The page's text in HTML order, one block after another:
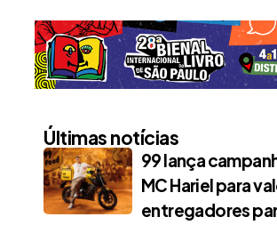
Últimas notícias
99 lança
MC Hariel para
entregadores